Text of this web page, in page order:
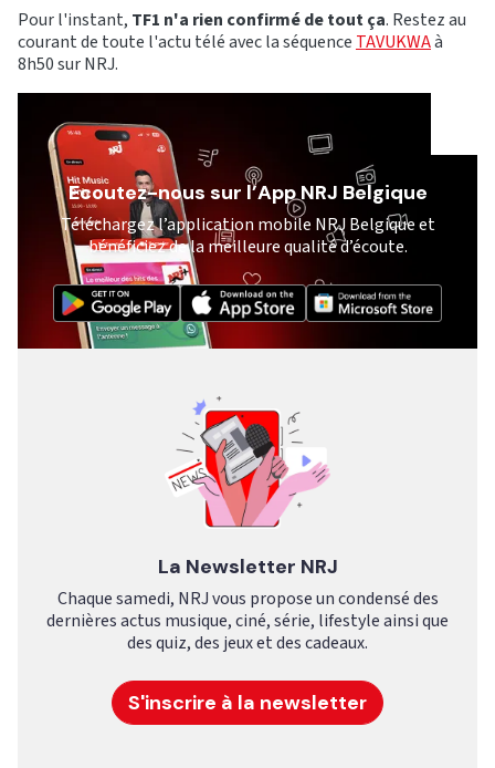
Pour l'instant, TF1 n'a rien confirmé de tout ça. Restez au
courant de toute l'actu télé avec la séquence TAVUKWAà
8h50 sur NRJ.
Ecoutez-nous sur l’App NRJ Belgique
Téléchargez l’application mobile NRJ Belgique et
bénéficiez de la meilleure qualité d’écoute.
La Newsletter NRJ
Chaque samedi, NRJ vous propose un condensé des
dernières actus musique, ciné, série, lifestyle ainsi que
des quiz, des jeux et des cadeaux.
S'inscrire à la newsletter